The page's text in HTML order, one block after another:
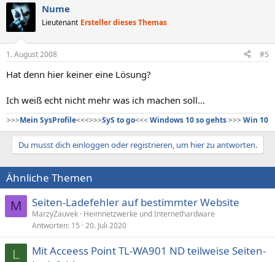
Nume
Lieutenant Ersteller dieses Themas
1. August 2008 #5
Hat denn hier keiner eine Lösung?
Ich weiß echt nicht mehr was ich machen soll...
>>>Mein SysProfile<<<>>>SyS to go<<<Windows 10 so gehts>>>Win 10
Du musst dich einloggen oder registrieren, um hier zu antworten.
Ähnliche Themen
M Seiten-Ladefehler auf bestimmter Website
MarzyZauvek Heimnetzwerke und Internethardware
Antworten 15 20. Juli 2020
L
Mit Acceess Point TL-WA901 ND teilweise Seiten-